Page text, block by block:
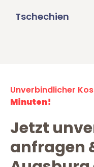
Tschechien
Unverbindlicher
Minuten!
Jetzt
anfragen